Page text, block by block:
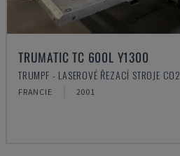
TRUMATIC TC 600L Y1300
TRUMPF - LASEROVÉ ŘEZACÍ STROJE CO2
FRANCIE 2001